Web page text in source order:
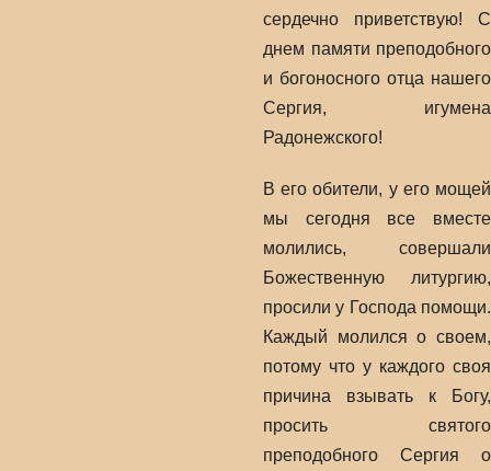
сердечно приветствую! С
днем памяти преподобного
и богоносного отца нашего
Сергия, игумена
Радонежского!
В его обители, у его мощей
мы сегодня все вместе
молились, совершали
Божественную литургию,
просили у Господа помощи.
Каждый молился о своем,
потому что у каждого своя
причина взывать к Богу,
просить святого
преподобного Сергия о